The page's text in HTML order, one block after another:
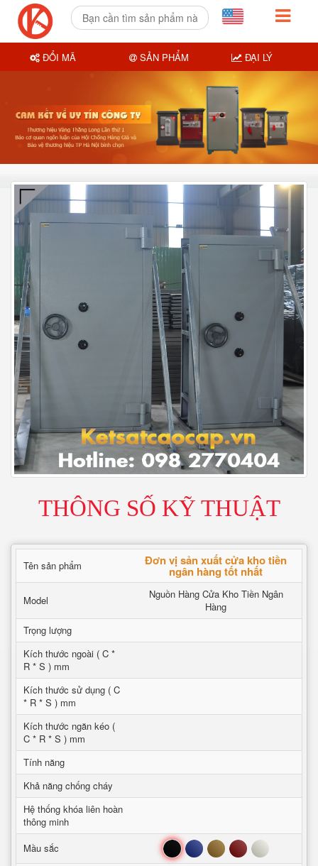
THÔNG SỐ KỸ THUẬT
Tên sản phẩm Đơn vị sản xuất cửa kho tiền
ngân hàng tốt nhất
Model
Nguồn Hàng Cửa Kho Tiền Ngân
Hàng
Trọng lượng
Kích thước ngoài ( C *
R * S ) mm
Kích thước sử dụng ( C
* R * S ) mm
Kích thước ngăn kéo (
C * R * S ) mm
Tính năng
Khả năng chống cháy
Hệ thống khóa liên hoàn
thông minh
Mầu sắc
Đen Xanh Nâu Đỏ Trắng
ĐỔI MÃ SẢN PHẨM ĐẠI LÝ